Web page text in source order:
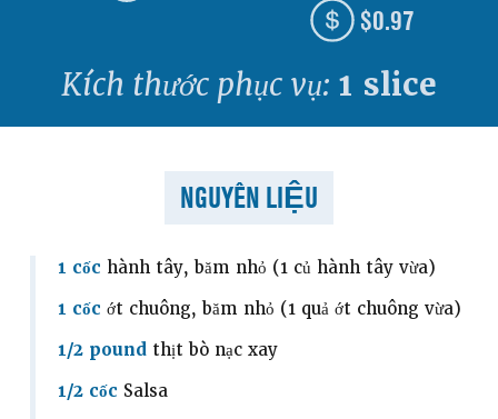
$0.97
Kích thước phục vụ: 1 slice
NGUYÊN LIỆU
1 cốc hành tây, băm nhỏ (1 củ hành tây vừa)
1 cốc ớt chuông, băm nhỏ (1 quả ớt chuông vừa)
1/2 pound thịt bò nạc xay
1/2 cốc Salsa